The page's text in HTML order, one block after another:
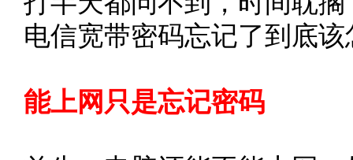
电信宽带密码忘记了到底
能上网只是忘记密码